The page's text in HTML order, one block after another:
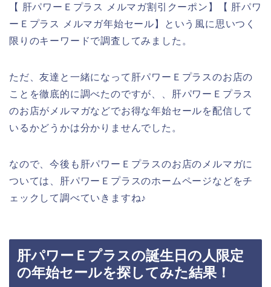
【 肝パワーＥプラス メルマガ割引クーポン】【 肝パワ
ーＥプラス メルマガ年始セール】という風に思いつく
限りのキーワードで調査してみました。
ただ、友達と一緒になって肝パワーＥプラスのお店の
ことを徹底的に調べたのですが、、肝パワーＥプラス
のお店がメルマガなどでお得な年始セールを配信して
いるかどうかは分かりませんでした。
なので、今後も肝パワーＥプラスのお店のメルマガに
ついては、肝パワーＥプラスのホームページなどをチ
ェックして調べていきますね♪
肝パワーＥプラスの誕生日の人限定
の年始セールを探してみた結果！